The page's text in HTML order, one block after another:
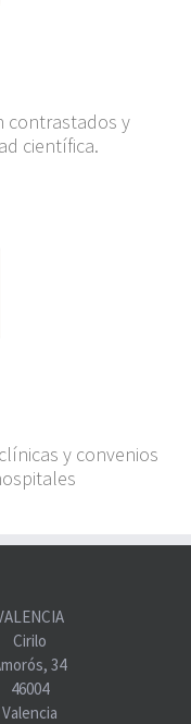
contrastados y
científica.
y convenios
Cirilo
34
46004
Valencia